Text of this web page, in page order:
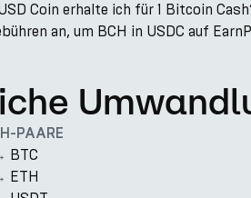
Coin erhalte ich für 1 Bitcoin
an, um BCH in USDC auf
PAARE
BTC
ETH